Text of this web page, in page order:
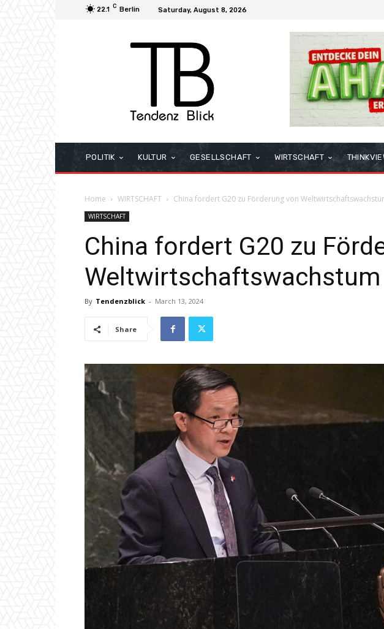
22.1 C Berlin Saturday, August 8, 2026
POLITIK KULTUR GESELLSCHAFT WIRTSCHAFT
Home WIRTSCHAFT China fordert G20 zu Förderung von
WIRTSCHAFT
China fordert G20 zu
By Tendenzblick - March 13, 2024
Share